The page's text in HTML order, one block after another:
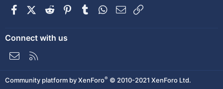
FacebookX (Twitter)
Reddit PinterestTumblrWhatsApp
E-posta
Connect with us
Bize ulaşın
Community platform by XenForo® © 2010-2021 XenForo Ltd.